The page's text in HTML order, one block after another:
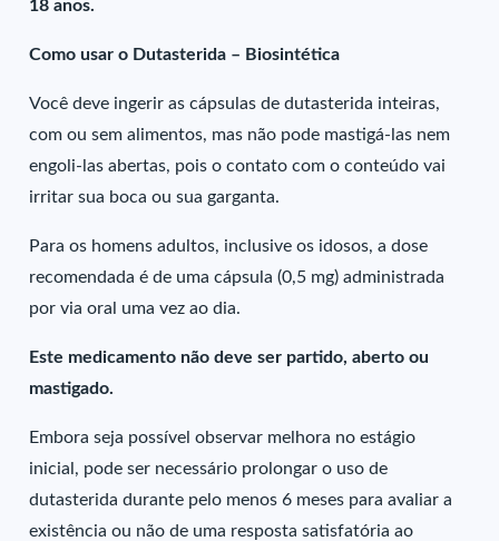
18 anos.
Como usar o Dutasterida – Biosintética
Você deve ingerir as cápsulas de dutasterida inteiras,
com ou sem alimentos, mas não pode mastigá-las nem
engoli-las abertas, pois o contato com o conteúdo vai
irritar sua boca ou sua garganta.
Para os homens adultos, inclusive os idosos, a dose
recomendada é de uma cápsula (0,5 mg) administrada
por via oral uma vez ao dia.
Este medicamento não deve ser partido, aberto ou
mastigado.
Embora seja possível observar melhora no estágio
inicial, pode ser necessário prolongar o uso de
dutasterida durante pelo menos 6 meses para avaliar a
existência ou não de uma resposta satisfatória ao